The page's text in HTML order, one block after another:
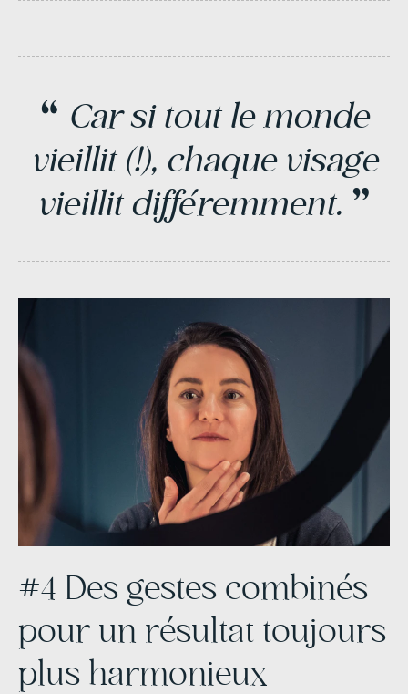
“ Car si tout le monde
vieillit (!), chaque visage
vieillit différemment. ”
#4 Des gestes combinés
pour un résultat toujours
plus harmonieux